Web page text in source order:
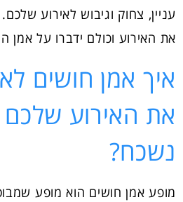
עניין, צחוק וגיבוש לאירוע
את האירוע וכולם ידברו על אמן
איך אמן חושים
את האירוע שלכם
נשכח?
מופע אמן חושים הוא מופע